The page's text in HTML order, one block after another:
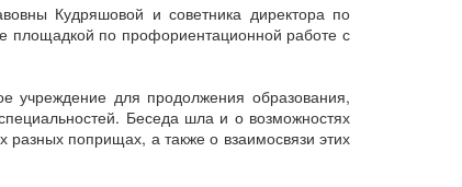
Кудряшовой и советника директора по
площадкой по профориентационной работе с
учреждение для продолжения образования,
Беседа шла и о возможностях
разных поприщах, а также о взаимосвязи этих